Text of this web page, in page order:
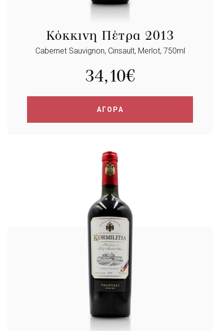
Κόκκινη Πέτρα 2013
Cabernet Sauvignon, Cinsault, Merlot, 750ml
34,10€
ΑΓΟΡΑ